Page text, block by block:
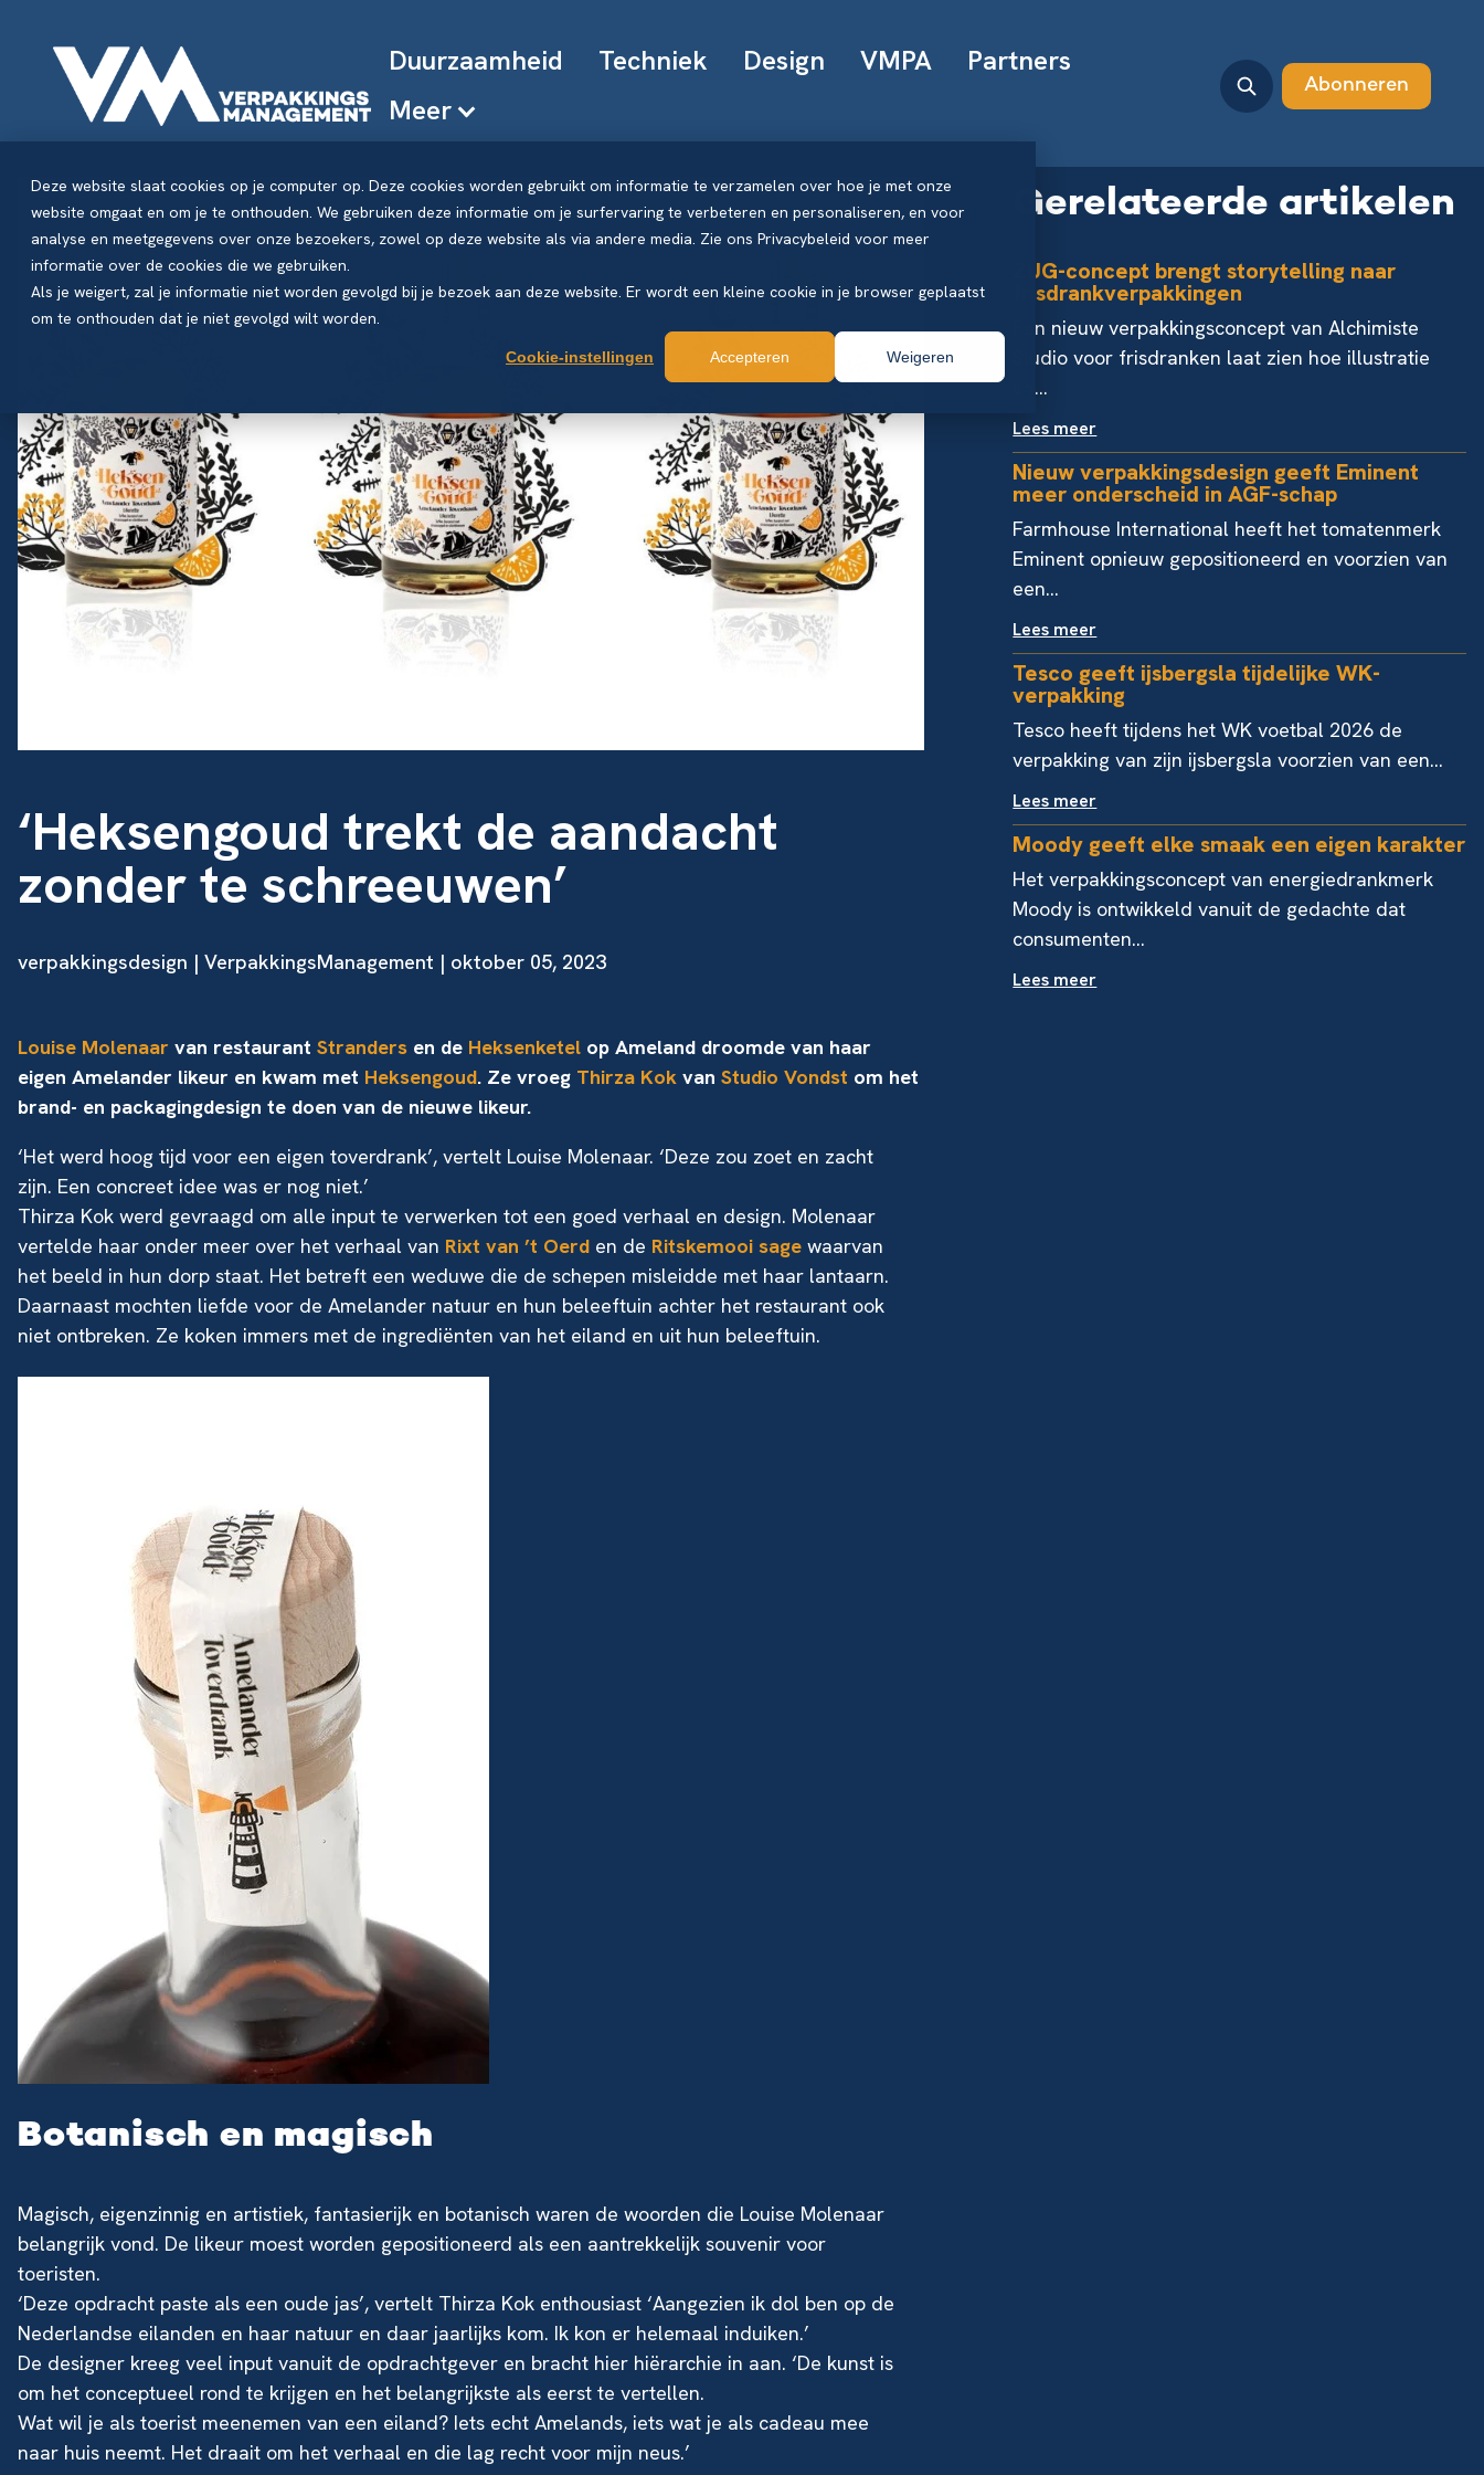
Deze website slaat cookies op je computer op. Deze cookies worden gebruikt om informatie te verzamelen over hoe je met onze
website omgaat en om je te onthouden. We gebruiken deze informatie om je surfervaring te verbeteren en personaliseren, en voor
analyse en meetgegevens over onze bezoekers, zowel op deze website als via andere media. Zie ons Privacybeleid voor meer
informatie over de cookies die we gebruiken.
Als je weigert, zal je informatie niet worden gevolgd bij je bezoek aan deze website. Er wordt een kleine cookie in je browser geplaatst
om te onthouden dat je niet gevolgd wilt worden.
Cookie-instellingen Accepteren Weigeren
Duurzaamheid Techniek Design VMPA
Partners
Meer
Abonneren
‘Heksengoud trekt de aandacht
zonder te schreeuwen’
verpakkingsdesign | VerpakkingsManagement | oktober 05, 2023
Louise Molenaar van restaurant Stranders en de Heksenketel op Ameland droomde van haar
eigen Amelander likeur en kwam met Heksengoud. Ze vroeg Thirza Kok van Studio Vondst om het
brand- en packagingdesign te doen van de nieuwe likeur.
‘Het werd hoog tijd voor een eigen toverdrank’, vertelt Louise Molenaar. ‘Deze zou zoet en zacht
zijn. Een concreet idee was er nog niet.’
Thirza Kok werd gevraagd om alle input te verwerken tot een goed verhaal en design. Molenaar
vertelde haar onder meer over het verhaal van Rixt van ’t Oerd en de Ritskemooi sage waarvan
het beeld in hun dorp staat. Het betreft een weduwe die de schepen misleidde met haar lantaarn.
Daarnaast mochten liefde voor de Amelander natuur en hun beleeftuin achter het restaurant ook
niet ontbreken. Ze koken immers met de ingrediënten van het eiland en uit hun beleeftuin.
Botanisch en magisch
Magisch, eigenzinnig en artistiek, fantasierijk en botanisch waren de woorden die Louise Molenaar
belangrijk vond. De likeur moest worden gepositioneerd als een aantrekkelijk souvenir voor
toeristen.
‘Deze opdracht paste als een oude jas’, vertelt Thirza Kok enthousiast ‘Aangezien ik dol ben op de
Nederlandse eilanden en haar natuur en daar jaarlijks kom. Ik kon er helemaal induiken.’
De designer kreeg veel input vanuit de opdrachtgever en bracht hier hiërarchie in aan. ‘De kunst is
om het conceptueel rond te krijgen en het belangrijkste als eerst te vertellen.
Wat wil je als toerist meenemen van een eiland? Iets echt Amelands, iets wat je als cadeau mee
naar huis neemt. Het draait om het verhaal en die lag recht voor mijn neus.’
Gerelateerde artikelen
ZUG-concept brengt storytelling naar
frisdrankverpakkingen
Een nieuw verpakkingsconcept van Alchimiste
Studio voor frisdranken laat zien hoe illustratie
en...
Lees meer
Nieuw verpakkingsdesign geeft Eminent
meer onderscheid in AGF-schap
Farmhouse International heeft het tomatenmerk
Eminent opnieuw gepositioneerd en voorzien van
een...
Lees meer
Tesco geeft ijsbergsla tijdelijke WK-
verpakking
Tesco heeft tijdens het WK voetbal 2026 de
verpakking van zijn ijsbergsla voorzien van een...
Lees meer
Moody geeft elke smaak een eigen karakter
Het verpakkingsconcept van energiedrankmerk
Moody is ontwikkeld vanuit de gedachte dat
consumenten...
Lees meer